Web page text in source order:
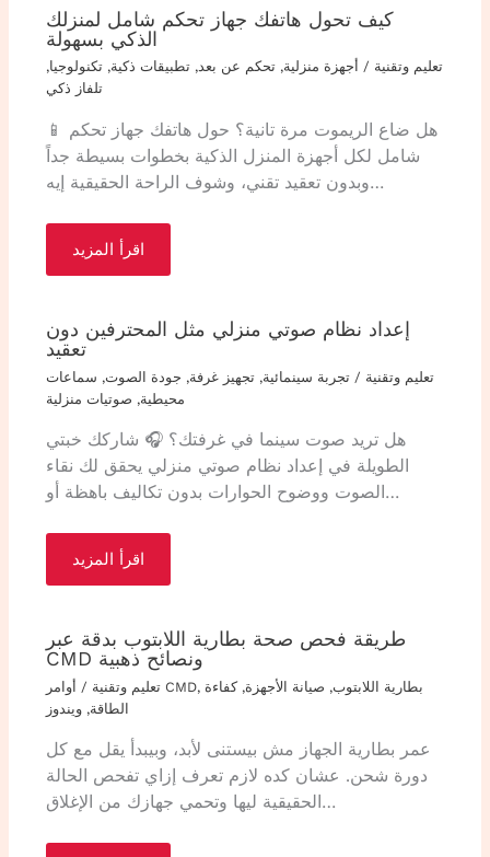
كيف تحول هاتفك جهاز تحكم شامل لمنزلك
الذكي بسهولة
تعليم وتقنية / أجهزة منزلية,تحكم عن بعد,تطبيقات ذكية,تكنولوجيا,
تلفاز ذكي
📱 هل ضاع الريموت مرة تانية؟ حول هاتفك جهاز تحكم
شامل لكل أجهزة المنزل الذكية بخطوات بسيطة جداً
وبدون تعقيد تقني، وشوف الراحة الحقيقية إيه…
اقرأ المزيد
إعداد نظام صوتي منزلي مثل المحترفين دون
تعقيد
تعليم وتقنية /تجربة سينمائية,تجهيز غرفة, جودة الصوت, سماعات
محيطية, صوتيات منزلية
هل تريد صوت سينما في غرفتك؟ 🎧 شاركك خبتي
الطويلة في إعداد نظام صوتي منزلي يحقق لك نقاء
الصوت ووضوح الحوارات بدون تكاليف باهظة أو…
اقرأ المزيد
طريقة فحص صحة بطارية اللابتوب بدقة عبر
CMD ونصائح ذهبية
تعليم وتقنية / أوامر CMD, بطارية اللابتوب, صيانة الأجهزة,كفاءة
الطاقة,ويندوز
عمر بطارية الجهاز مش بيستنى لأبد، وبيبدأ يقل مع كل
دورة شحن. عشان كده لازم تعرف إزاي تفحص الحالة
الحقيقية ليها وتحمي جهازك من الإغلاق…